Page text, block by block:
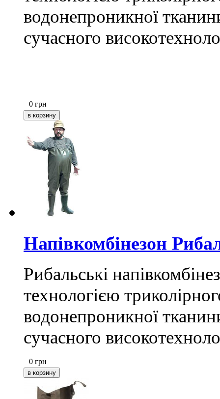
водонепроникної
сучасного
0 грн
Напівкомбінезон
Рибальські
технологією
водонепроникної
сучасного
0 грн